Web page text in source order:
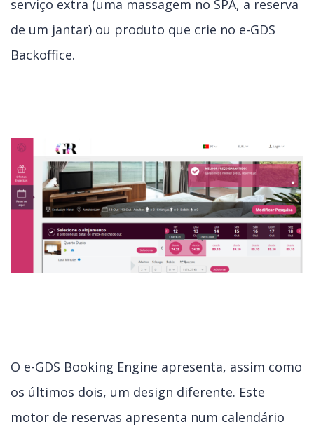
serviço extra (uma massagem no SPA, a reserva
de um jantar) ou produto que crie no e-GDS
Backoffice.
O e-GDS Booking Engine apresenta, assim como
os últimos dois, um design diferente. Este
motor de reservas apresenta num calendário